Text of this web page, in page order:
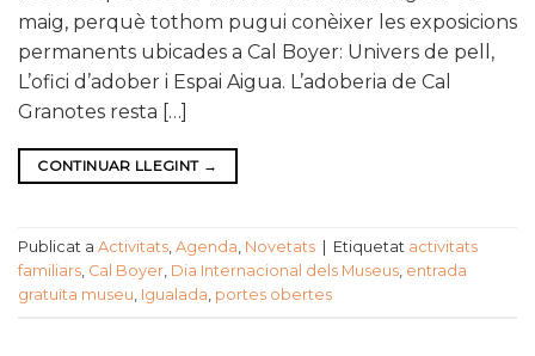
maig, perquè tothom pugui conèixer les exposicions
permanents ubicades a Cal Boyer: Univers de pell,
L’ofici d’adober i Espai Aigua. L’adoberia de Cal
Granotes resta […]
CONTINUAR LLEGINT →
Publicat a Activitats, Agenda, Novetats Etiquetat activitats
familiars, Cal Boyer, Dia Internacional dels Museus, entrada
gratuïta museu, Igualada, portes obertes